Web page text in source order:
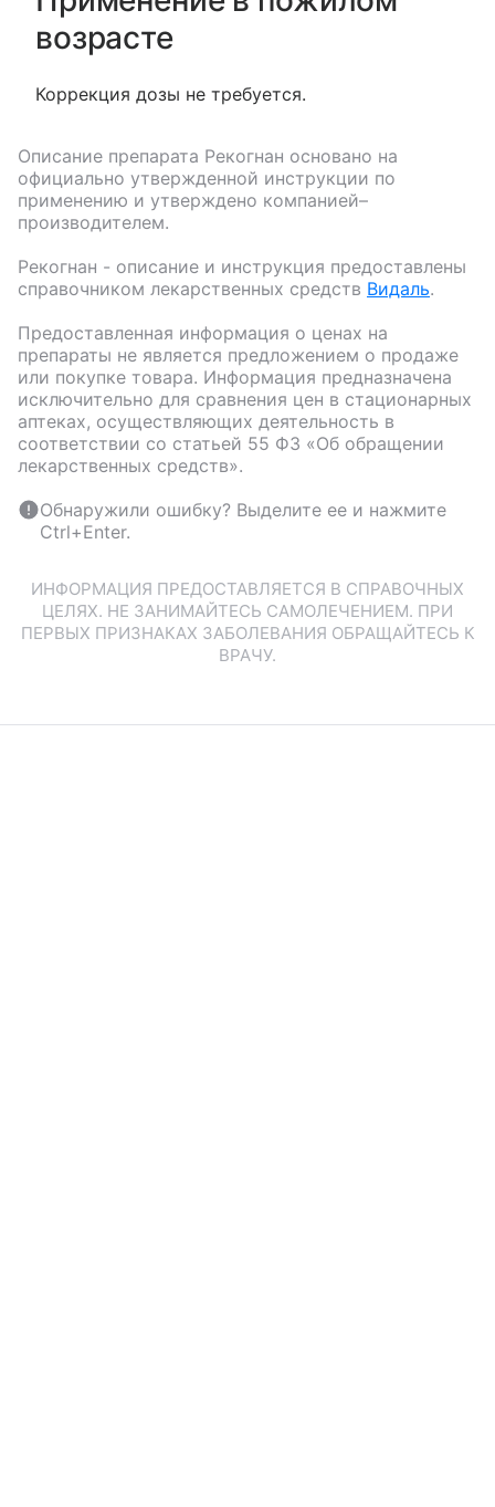
возрасте
Коррекция дозы не требуется.
Описание препарата Рекогнан основано на
официально утвержденной инструкции по
применению и утверждено компанией–
производителем.
Рекогнан - описание и инструкция предоставлены
справочником лекарственных средств Видаль.
Предоставленная информация о ценах на
препараты не является предложением о продаже
или покупке товара. Информация предназначена
исключительно для сравнения цен в стационарных
аптеках, осуществляющих деятельность в
соответствии со статьей 55 ФЗ «Об обращении
лекарственных средств».
Обнаружили ошибку? Выделите ее и нажмите
Ctrl+Enter.
ИНФОРМАЦИЯ ПРЕДОСТАВЛЯЕТСЯ В СПРАВОЧНЫХ
ЦЕЛЯХ. НЕ ЗАНИМАЙТЕСЬ САМОЛЕЧЕНИЕМ. ПРИ
ПЕРВЫХ ПРИЗНАКАХ ЗАБОЛЕВАНИЯ ОБРАЩАЙТЕСЬ К
ВРАЧУ.